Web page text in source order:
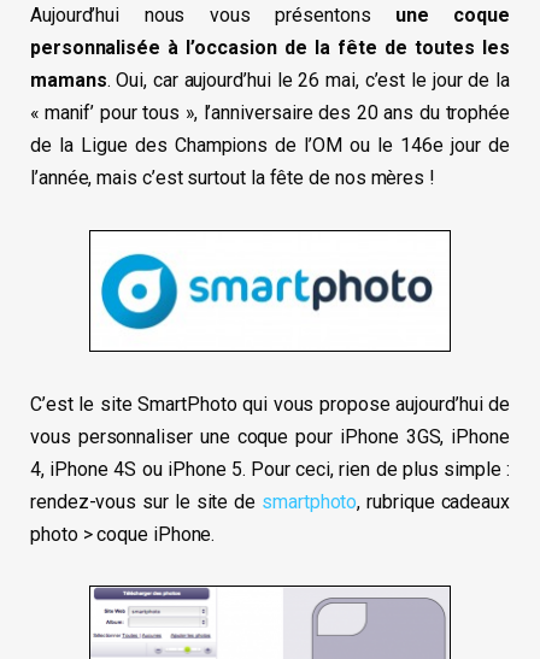
Aujourd’hui nous vous présentons une coque
personnalisée à l’occasion de la fête de toutes les
mamans. Oui, car aujourd’hui le 26 mai, c’est le jour de la
« manif’ pour tous », l’anniversaire des 20 ans du trophée
de la Ligue des Champions de l’OM ou le 146e jour de
l’année, mais c’est surtout la fête de nos mères !
C’est le site SmartPhoto qui vous propose aujourd’hui de
vous personnaliser une coque pour iPhone 3GS, iPhone
4, iPhone 4S ou iPhone 5. Pour ceci, rien de plus simple :
rendez-vous sur le site de smartphoto, rubrique cadeaux
photo > coque iPhone.